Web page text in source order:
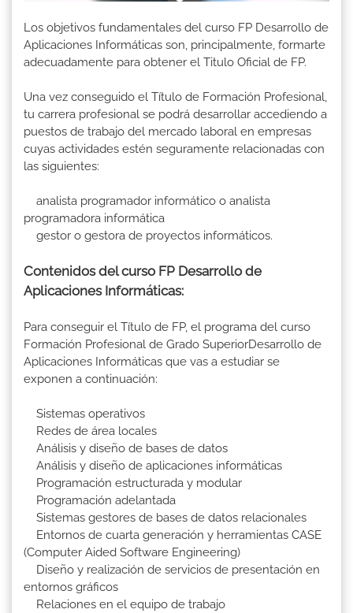
Los objetivos fundamentales del curso FP Desarrollo de
Aplicaciones Informáticas son, principalmente, formarte
adecuadamente para obtener el Titulo Oficial de FP.
Una vez conseguido el Título de Formación Profesional,
tu carrera profesional se podrá desarrollar accediendo a
puestos de trabajo del mercado laboral en empresas
cuyas actividades estén seguramente relacionadas con
las siguientes:
analista programador informático o analista
programadora informática
gestor o gestora de proyectos informáticos.
Contenidos del curso FP Desarrollo de
Aplicaciones Informáticas:
Para conseguir el Título de FP, el programa del curso
Formación Profesional de Grado SuperiorDesarrollo de
Aplicaciones Informáticas que vas a estudiar se
exponen a continuación:
Sistemas operativos
Redes de área locales
Análisis y diseño de bases de datos
Análisis y diseño de aplicaciones informáticas
Programación estructurada y modular
Programación adelantada
Sistemas gestores de bases de datos relacionales
Entornos de cuarta generación y herramientas CASE
(Computer Aided Software Engineering)
Diseño y realización de servicios de presentación en
entornos gráficos
Relaciones en el equipo de trabajo